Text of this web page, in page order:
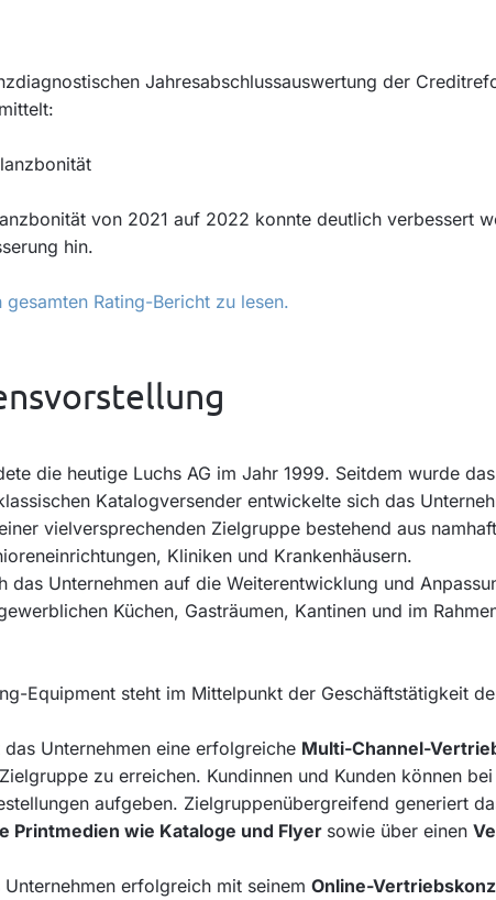
Jahresabschlussauswertung der
von 2021 auf 2022 konnte deutlich verbessert
hin.
Rating-Bericht zu lesen.
die heutige Luchs AG im Jahr 1999. Seitdem wurde
Katalogversender entwickelte sich das
vielversprechenden Zielgruppe bestehend aus
Kliniken und Krankenhäusern.
das Unternehmen auf die Weiterentwicklung und
Küchen, Gasträumen, Kantinen und im
Equipment steht im Mittelpunkt der Geschäftstätigkeit
Unternehmen eine erfolgreiche Multi-Channel-
zu erreichen. Kundinnen und Kunden können
aufgeben. Zielgruppenübergreifend generiert
Printmedien wie Kataloge und Flyer sowie über einen
erfolgreich mit seinem Online-